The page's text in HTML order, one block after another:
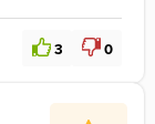
3 0